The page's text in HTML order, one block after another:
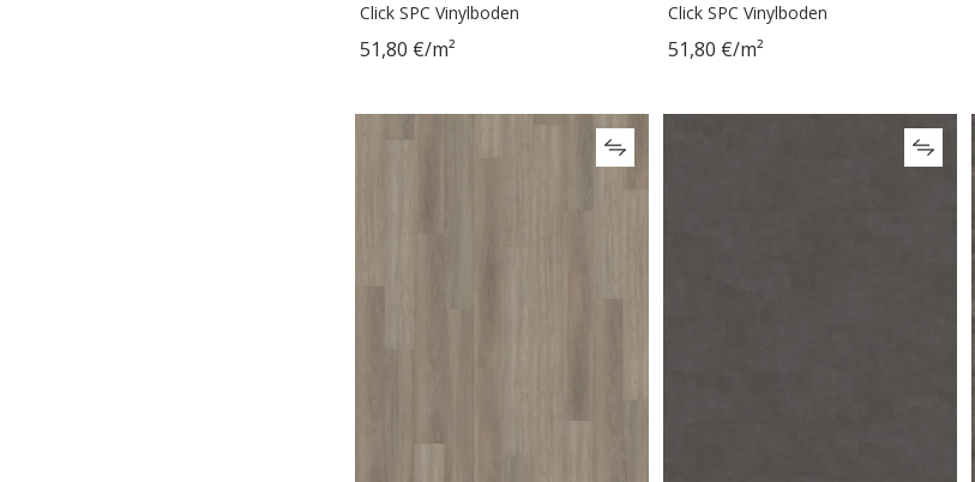
Click SPC Vinylboden
51,80 €/m²
Click SPC Vinylboden
51,80 €/m²